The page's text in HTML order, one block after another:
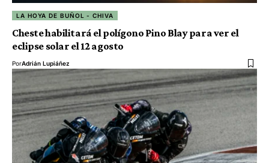
LA HOYA DE BUÑOL - CHIVA
Cheste habilitará el polígono Pino Blay para ver el
eclipse solar el 12 agosto
PorAdrián Lupiáñez